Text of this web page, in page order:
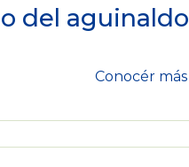
del aguinaldo
Conocér más